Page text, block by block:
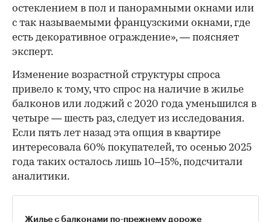
остеклением в пол и панорамными окнами или
с так называемыми французскими окнами, где
есть декоративное ограждение», — поясняет
эксперт.
Изменение возрастной структуры спроса
привело к тому, что спрос на наличие в жилье
балконов или лоджий с 2020 года уменьшился в
четыре — шесть раз, следует из исследования.
Если пять лет назад эта опция в квартире
интересовала 60% покупателей, то осенью 2025
года таких осталось лишь 10–15%, подсчитали
аналитики.
Жилье с балконами по-прежнему дороже